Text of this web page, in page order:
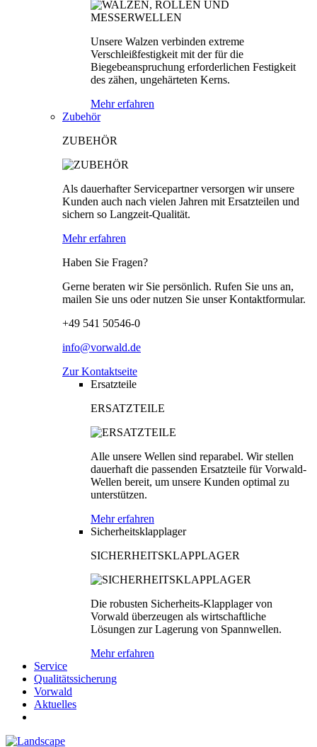
Unsere Walzen verbinden extreme
Verschleißfestigkeit mit der für die
Biegebeanspruchung erforderlichen Festigkeit
des zähen, ungehärteten Kerns.
Mehr erfahren
Zubehör
ZUBEHÖR
Als dauerhafter Servicepartner versorgen wir unsere
Kunden auch nach vielen Jahren mit Ersatzteilen und
sichern so Langzeit-Qualität.
Mehr erfahren
Haben Sie Fragen?
Gerne beraten wir Sie persönlich. Rufen Sie uns an,
mailen Sie uns oder nutzen Sie unser Kontaktformular.
+49 541 50546-0
info@vorwald.de
Zur Kontaktseite
Ersatzteile
ERSATZTEILE
Alle unsere Wellen sind reparabel. Wir stellen
dauerhaft die passenden Ersatzteile für Vorwald-
Wellen bereit, um unsere Kunden optimal zu
unterstützen.
Mehr erfahren
Sicherheitsklapplager
SICHERHEITSKLAPPLAGER
Die robusten Sicherheits-Klapplager von
Vorwald überzeugen als wirtschaftliche
Lösungen zur Lagerung von Spannwellen.
Mehr erfahren
Service
Qualitätssicherung
Vorwald
Aktuelles